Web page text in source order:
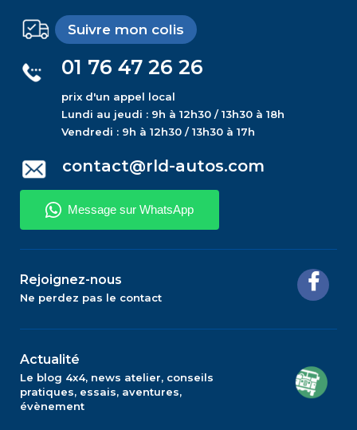
Suivre mon colis
01 76 47 26 26
prix d'un appel local
Lundi au jeudi : 9h à 12h30 / 13h30 à 18h
Vendredi : 9h à 12h30 / 13h30 à 17h
contact@rld-autos.com
Rejoignez-nous
Ne perdez pas le contact
Actualité
Le blog 4x4, news atelier, conseils
pratiques, essais, aventures,
évènement